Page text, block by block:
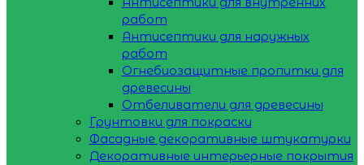
работ
Антисептики для наружных
работ
Огнебиозащитные пропитки для
древесины
Отбеливатели для древесины
Грунтовки для покраски
Фасадные декоративные штукатурки
Декоративные интерьерные покрытия